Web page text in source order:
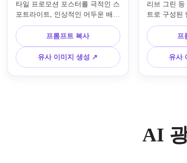
타일 프로모션 포스터를 극적인 스
포트라이트, 인상적인 어두운 배
경, 영화 포스터 구도로 디자인하
세요. 한 곳의 강한 포커스, 프리미
엄 그림자, 메탈릭 하이라이트, 볼
드 텍스트 영역, 높은 대비, 강력하
고 프로페셔널하며 캠페인 준비가
완료된 미래지향적 분위기를 강조
프롬프트 복사
유사 이미지 생성 ↗
리브 그린 등
트로 구성된
고 포스터를
향수적인 타
피와 베이커
명, 살짝 헤
로컬비즈니
포스터 구성
프
유사
AI